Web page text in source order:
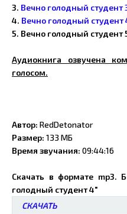
3. Вечно голодный студент
4. Вечно голодный студент
5. Вечно голодный студент
Аудиокнига озвучена
голосом.
Автор: RedDetonator
Размер: 133 МБ
Время звучания: 09:44:16
Скачать в формате mp3.
голодный студент 4"
СКАЧАТЬ